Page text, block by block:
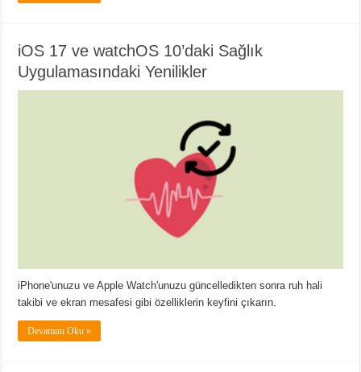
iOS 17 ve watchOS 10’daki Sağlık
Uygulamasındaki Yenilikler
iPhone'unuzu ve Apple Watch'unuzu güncelledikten sonra ruh hali
takibi ve ekran mesafesi gibi özelliklerin keyfini çıkarın.
Devamını Oku »